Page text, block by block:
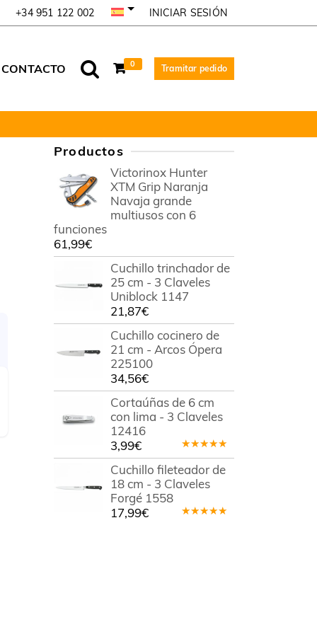
+34 951 122 002 INICIAR SESIÓN
CONTACTO 0 Tramitar pedido
Productos
Victorinox Hunter
XTM Grip Naranja
Navaja grande
multiusos con 6
funciones
61,99€
Cuchillo trinchador de
25 cm - 3 Claveles
Uniblock 1147
21,87€
Cuchillo cocinero de
21 cm - Arcos Ópera
225100
34,56€
Cortaúñas de 6 cm
con lima - 3 Claveles
12416
Valorado
en5.00de
5
3,99€
Cuchillo fileteador de
18 cm - 3 Claveles
Forgé 1558
17,99€